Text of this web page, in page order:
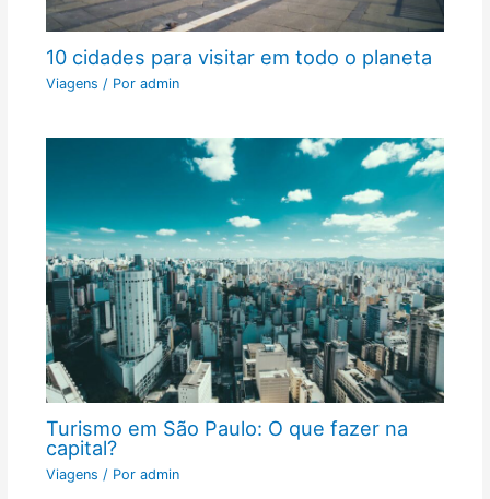
10 cidades para visitar em todo o planeta
Viagens / Por admin
Turismo em São Paulo: O que fazer na
capital?
Viagens / Por admin